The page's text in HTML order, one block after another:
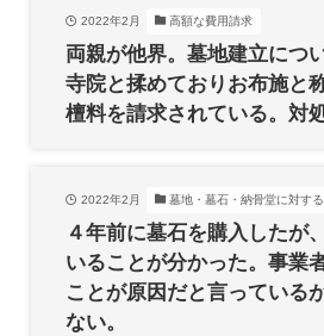
2022年2月 高額な費用請求
両親が他界。墓地建立につ
寺院と揉めておりお布施と
檀料を請求されている。対
2022年2月 墓地・墓石・納骨堂に対す
４年前に墓石を購入したが
いることが分かった。事業
ことが原因だと言っている
ない。